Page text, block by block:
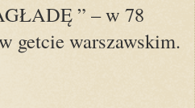
” – w 78
getcie warszawskim.